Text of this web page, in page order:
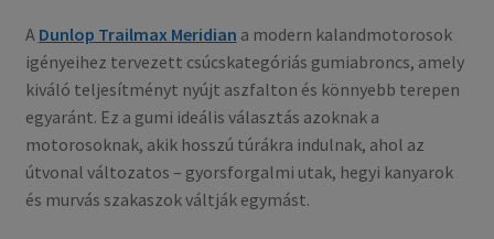
A Dunlop Trailmax Meridian a modern kalandmotorosok
igényeihez tervezett csúcskategóriás gumiabroncs, amely
kiváló teljesítményt nyújt aszfalton és könnyebb terepen
egyaránt. Ez a gumi ideális választás azoknak a
motorosoknak, akik hosszú túrákra indulnak, ahol az
útvonal változatos – gyorsforgalmi utak, hegyi kanyarok
és murvás szakaszok váltják egymást.